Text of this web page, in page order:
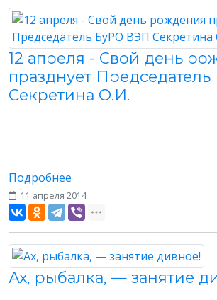
12 апреля - Свой день
празднует
Секретина О.И.
Подробнее
11 апреля 2014
Ах, рыбалка, — занятие